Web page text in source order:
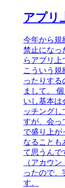
アプリ
今年から規
禁止になっ
らアプリ上
こういう規
ったりする
まして。
いし基本は
ッチング
すが、会っ
で盛り上が
なることも
て思うんで
（アカウ
ったので、
す。